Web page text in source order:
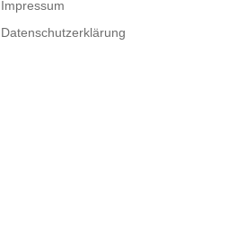
Impressum
Datenschutzerklärung